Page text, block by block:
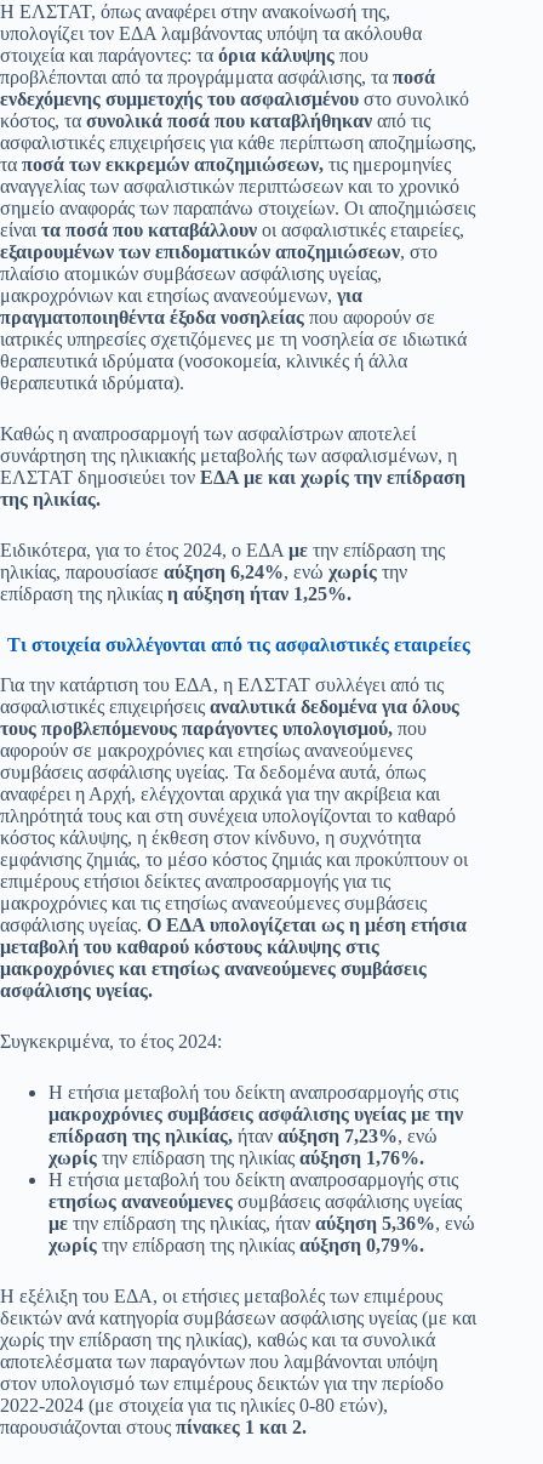
Η ΕΛΣΤΑΤ, όπως αναφέρει στην ανακοίνωσή της,
υπολογίζει τον ΕΔΑ λαμβάνοντας υπόψη τα ακόλουθα
στοιχεία και παράγοντες: τα όρια κάλυψης που
προβλέπονται από τα προγράμματα ασφάλισης, τα ποσά
ενδεχόμενης συμμετοχής του ασφαλισμένου στο συνολικό
κόστος, τα συνολικά ποσά που καταβλήθηκαν από τις
ασφαλιστικές επιχειρήσεις για κάθε περίπτωση αποζημίωσης,
τα ποσά των εκκρεμών αποζημιώσεων, τις ημερομηνίες
αναγγελίας των ασφαλιστικών περιπτώσεων και το χρονικό
σημείο αναφοράς των παραπάνω στοιχείων. Οι αποζημιώσεις
είναι τα ποσά που καταβάλλουν οι ασφαλιστικές εταιρείες,
εξαιρουμένων των επιδοματικών αποζημιώσεων, στο
πλαίσιο ατομικών συμβάσεων ασφάλισης υγείας,
μακροχρόνιων και ετησίως ανανεούμενων, για
πραγματοποιηθέντα έξοδα νοσηλείας που αφορούν σε
ιατρικές υπηρεσίες σχετιζόμενες με τη νοσηλεία σε ιδιωτικά
θεραπευτικά ιδρύματα (νοσοκομεία, κλινικές ή άλλα
θεραπευτικά ιδρύματα).
Καθώς η αναπροσαρμογή των ασφαλίστρων αποτελεί
συνάρτηση της ηλικιακής μεταβολής των ασφαλισμένων, η
ΕΛΣΤΑΤ δημοσιεύει τον ΕΔΑ με και χωρίς την επίδραση
της ηλικίας.
Ειδικότερα, για το έτος 2024, ο ΕΔΑ με την επίδραση της
ηλικίας, παρουσίασε αύξηση 6,24%, ενώ χωρίς την
επίδραση της ηλικίας η αύξηση ήταν 1,25%.
Τι στοιχεία συλλέγονται από τις ασφαλιστικές εταιρείες
Για την κατάρτιση του ΕΔΑ, η ΕΛΣΤΑΤ συλλέγει από τις
ασφαλιστικές επιχειρήσεις αναλυτικά δεδομένα για όλους
τους προβλεπόμενους παράγοντες υπολογισμού, που
αφορούν σε μακροχρόνιες και ετησίως ανανεούμενες
συμβάσεις ασφάλισης υγείας. Τα δεδομένα αυτά, όπως
αναφέρει η Αρχή, ελέγχονται αρχικά για την ακρίβεια και
πληρότητά τους και στη συνέχεια υπολογίζονται το καθαρό
κόστος κάλυψης, η έκθεση στον κίνδυνο, η συχνότητα
εμφάνισης ζημιάς, το μέσο κόστος ζημιάς και προκύπτουν οι
επιμέρους ετήσιοι δείκτες αναπροσαρμογής για τις
μακροχρόνιες και τις ετησίως ανανεούμενες συμβάσεις
ασφάλισης υγείας. Ο ΕΔΑ υπολογίζεται ως η μέση ετήσια
μεταβολή του καθαρού κόστους κάλυψης στις
μακροχρόνιες και ετησίως ανανεούμενες συμβάσεις
ασφάλισης υγείας.
Συγκεκριμένα, το έτος 2024:
Η ετήσια μεταβολή του δείκτη αναπροσαρμογής στις
μακροχρόνιες συμβάσεις ασφάλισης υγείας με την
επίδραση της ηλικίας, ήταν αύξηση 7,23%, ενώ
χωρίς την επίδραση της ηλικίας αύξηση 1,76%.
Η ετήσια μεταβολή του δείκτη αναπροσαρμογής στις
ετησίως ανανεούμενες συμβάσεις ασφάλισης υγείας
με την επίδραση της ηλικίας, ήταν αύξηση 5,36%, ενώ
χωρίς την επίδραση της ηλικίας αύξηση 0,79%.
Η εξέλιξη του ΕΔΑ, οι ετήσιες μεταβολές των επιμέρους
δεικτών ανά κατηγορία συμβάσεων ασφάλισης υγείας (με και
χωρίς την επίδραση της ηλικίας), καθώς και τα συνολικά
αποτελέσματα των παραγόντων που λαμβάνονται υπόψη
στον υπολογισμό των επιμέρους δεικτών για την περίοδο
2022-2024 (με στοιχεία για τις ηλικίες 0-80 ετών),
παρουσιάζονται στους πίνακες 1 και 2.